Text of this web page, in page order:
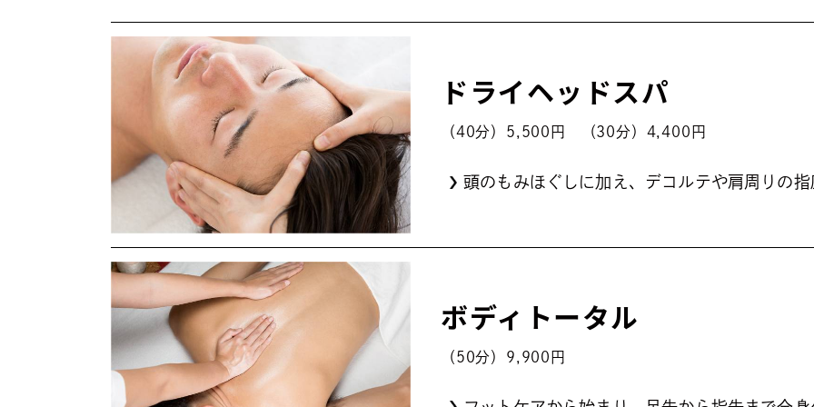
ドライヘッドスパ
（40分）5,500円 （30分）4,400円
頭のもみほぐしに加え、デコルテや肩周りの指
ボディトータル
（50分）9,900円